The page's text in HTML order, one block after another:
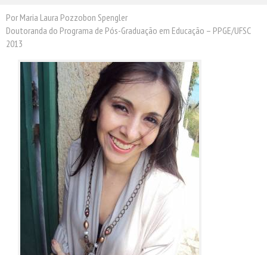
TRADUTORES
PRÓXIMAS EDIÇÕES
Por Maria Laura Pozzobon Spengler
Doutoranda do Programa de Pós-Graduação em Educação – PPGE/UFSC
2013